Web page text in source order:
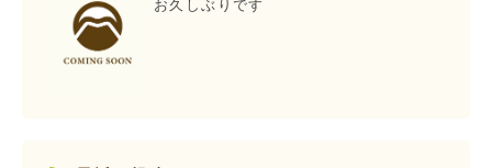
お久しぶりです